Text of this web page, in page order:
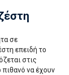
σε
επειδή το
στις
πιθανό να έχουν